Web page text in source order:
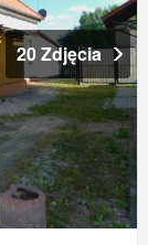
20 Zdjęcia